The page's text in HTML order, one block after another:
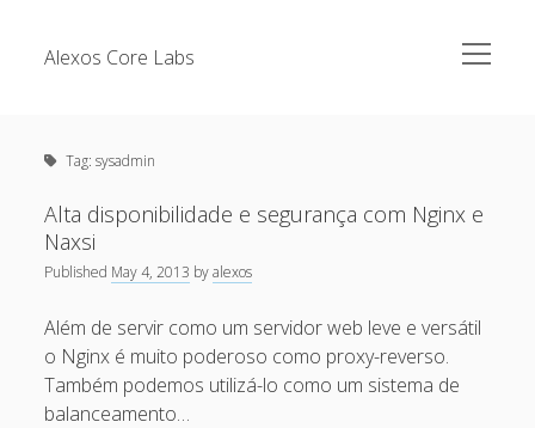
Alexos Core Labs
open
menu
Cursos
Github
Linkedin
Publicações
Security Advisories
Tools
Recent Posts
SECURITY CONFERENCE
Mitigando tráfego malicioso originado da rede TOR
[Capacite] Linux – Comandos Básicos 2
Tag:sysadmin
Alta disponibilidade e segurança com Nginx e
Naxsi
Published May 4, 2013 byalexos
Além de servir como um servidor web leve e versátil
o Nginx é muito poderoso como proxy-reverso.
Também podemos utilizá-lo como um sistema de
balanceamento…